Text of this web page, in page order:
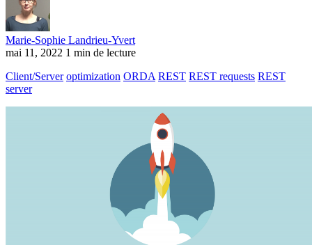
Marie-Sophie Landrieu-Yvert
mai 11, 2022 1 min de lecture
Client/Server optimization ORDA REST REST requests REST
server